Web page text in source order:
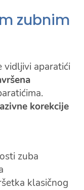
zubnim
vidljivi aparatići
korekcije
zuba
klasičnog